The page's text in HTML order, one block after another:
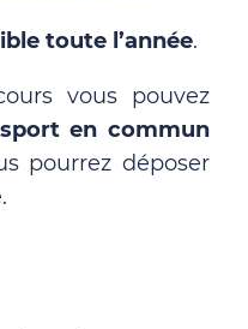
toute l’année.
vous pouvez
en commun
pourrez déposer